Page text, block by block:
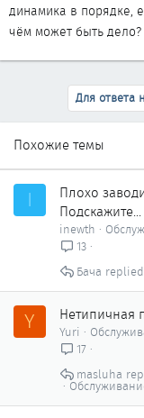
динамика в порядке,
чём может быть дело?
Для ответа
Похожие темы
I
Плохо
Подскажите...
inewth
13
Бача
Y Нетипичная
Yuri
17
masluha